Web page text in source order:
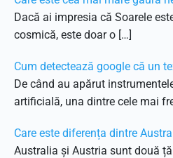
Dacă ai impresia că Soarele
cosmică, este doar o […]
Cum detectează google că un
De când au apărut
artificială, una dintre cele mai
Care este diferența dintre
Australia și Austria sunt două